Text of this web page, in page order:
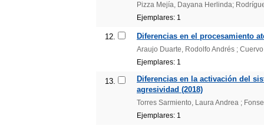
Pizza Mejía, Dayana Herlinda;
Ejemplares: 1
12. Diferencias en el procesamiento
Araujo Duarte, Rodolfo Andrés ;
Ejemplares: 1
13.
Diferencias en la activación del
agresividad (2018)
Torres Sarmiento, Laura Andrea ;
Ejemplares: 1